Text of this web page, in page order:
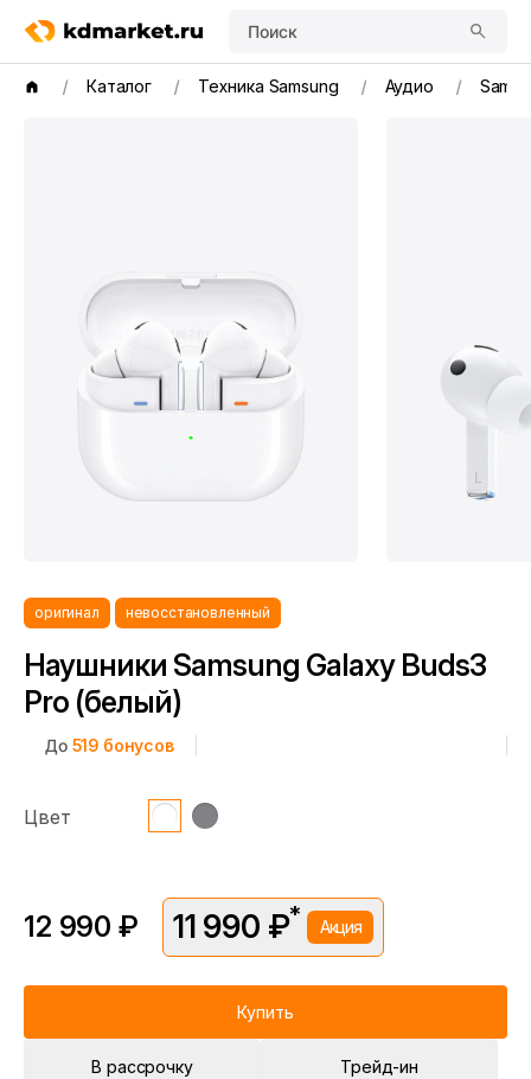
Поиск
Каталог Техника Samsung Аудио
оригинал невосстановленный
Наушники Samsung Galaxy Buds3
Pro (белый)
До 519 бонусов
Цвет
12 990 ₽ 11 990 ₽* Акция
Цена без скидки —12 990 ₽. Подробности уточняйте у
Купить
В рассрочку Трейд-ин